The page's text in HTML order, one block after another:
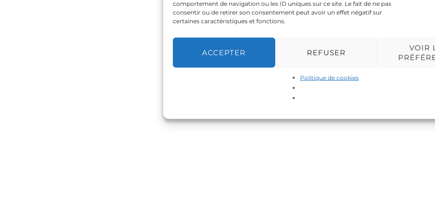
comportement de navigation ou les ID uniques sur ce site. Le fait de ne pas
consentir ou de retirer son consentement peut avoir un effet négatif sur
certaines caractéristiques et fonctions.
ACCEPTER REFUSER
VOIR
Politique de cookies